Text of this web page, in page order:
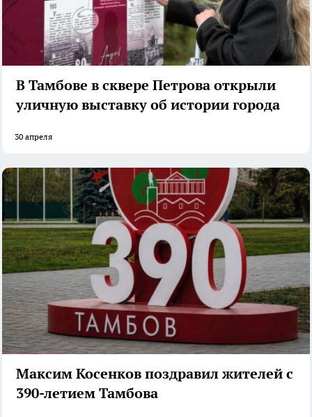
В Тамбове в сквере Петрова открыли
уличную выставку об истории города
30 апреля
Максим Косенков поздравил жителей с
390-летием Тамбова